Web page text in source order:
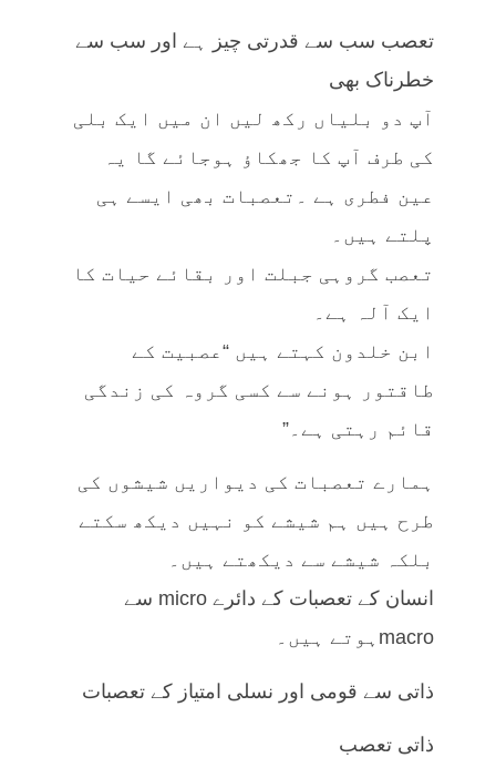
تعصب سب سے قدرتی چیز ہے اور سب سے
خطرناک بھی
آپ دو بلیاں رکھ لیں ان میں ایک بلی
کی طرف آپ کا جھکاؤ ہوجائے گا یہ
عین فطری ہے ۔تعصبات بھی ایسے ہی
پلتے ہیں۔
تعصب گروہی جبلت اور بقائے حیات کا
ایک آلہ ہے۔
ابن خلدون کہتے ہیں “عصبیت کے
طاقتور ہونے سے کسی گروہ کی زندگی
قائم رہتی ہے۔”
ہمارے تعصبات کی دیواریں شیشوں کی
طرح ہیں ہم شیشے کو نہیں دیکھ سکتے
بلکہ شیشے سے دیکھتے ہیں۔
انسان کے تعصبات کے دائرے micro سے
macroہوتے ہیں۔
ذاتی سے قومی اور نسلی امتیاز کے تعصبات
ذاتی تعصب